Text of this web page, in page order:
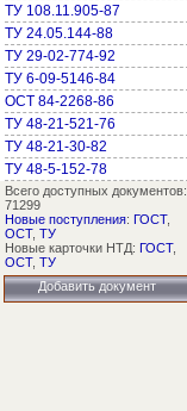
ТУ 108.11.905-87
ТУ 24.05.144-88
ТУ 29-02-774-92
ТУ 6-09-5146-84
ОСТ 84-2268-86
ТУ 48-21-521-76
ТУ 48-21-30-82
ТУ 48-5-152-78
Всего доступных документов:
71299
Новые поступления: ГОСТ,
ОСТ, ТУ
Новые карточки НТД: ГОСТ,
ОСТ, ТУ
Добавить документ